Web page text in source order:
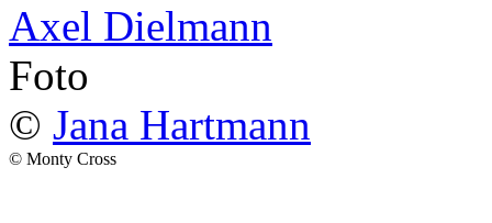
Axel Dielmann
Foto
© Jana Hartmann
© Monty Cross